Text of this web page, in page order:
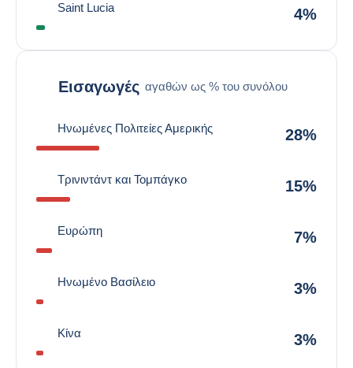
Saint Lucia 4%
Εισαγωγές αγαθών ως % του συνόλου
Ηνωμένες Πολιτείες Αμερικής 28%
Τρινιντάντ και Τομπάγκο 15%
Ευρώπη 7%
Ηνωμένο Βασίλειο 3%
Κίνα 3%